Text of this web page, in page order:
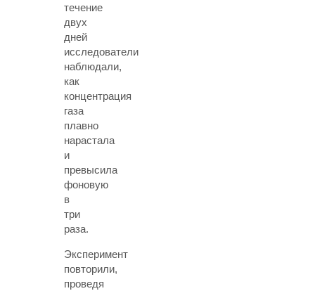
течение
двух
дней
исследователи
наблюдали,
как
концентрация
газа
плавно
нарастала
и
превысила
фоновую
в
три
раза.
Эксперимент
повторили,
проведя